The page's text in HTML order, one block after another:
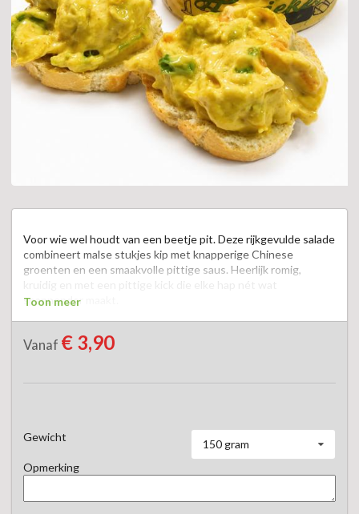
Voor wie wel houdt van een beetje pit. Deze rijkgevulde salade
combineert malse stukjes kip met knapperige Chinese
groenten en een smaakvolle pittige saus. Heerlijk romig,
kruidig en met een pittige kick die elke hap nét wat
spannender maakt.
of een stukje stokbrood. Ook op de borrelplank of tijdens de
Toon meer
Vanaf € 3,90
Gewicht
150 gram
Opmerking